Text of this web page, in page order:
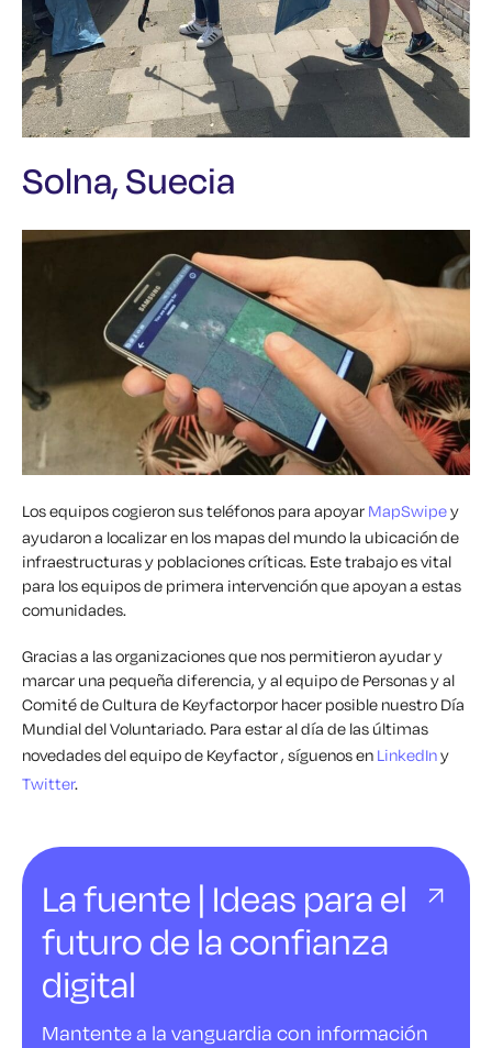
Solna, Suecia
Los equipos cogieron sus teléfonos para apoyar MapSwipey
ayudaron a localizar en los mapas del mundo la ubicación de
infraestructuras y poblaciones críticas. Este trabajo es vital
para los equipos de primera intervención que apoyan a estas
comunidades.
Gracias a las organizaciones que nos permitieron ayudar y
marcar una pequeña diferencia, y al equipo de Personas y al
Comité de Cultura de Keyfactorpor hacer posible nuestro Día
Mundial del Voluntariado. Para estar al día de las últimas
novedades del equipo de Keyfactor , síguenos en LinkedIny
Twitter.
La fuente | Ideas para el
futuro de la confianza
digital
Mantente a la vanguardia con información